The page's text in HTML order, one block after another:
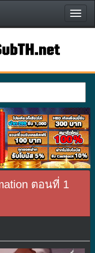
หน้า
แรก
ตอนที่ 1